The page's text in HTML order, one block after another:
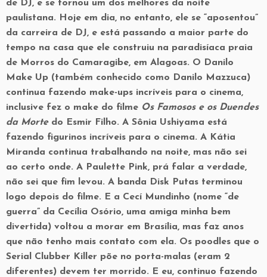
de DJ, e se tornou um dos melhores da noite
paulistana. Hoje em dia, no entanto, ele se “aposentou”
da carreira de DJ, e está passando a maior parte do
tempo na casa que ele construiu na paradisíaca praia
de Morros do Camaragibe, em Alagoas. O Danilo
Make Up (também conhecido como Danilo Mazzuca)
continua fazendo make-ups incríveis para o cinema,
inclusive fez o make do filme Os Famosos e os Duendes
da Mortedo Esmir Filho. A Sônia Ushiyama está
fazendo figurinos incríveis para o cinema. A Kátia
Miranda continua trabalhando na noite, mas não sei
ao certo onde. A Paulette Pink, prá falar a verdade,
não sei que fim levou. A banda Disk Putas terminou
logo depois do filme. E a Cecí Mundinho (nome “de
guerra” da Cecília Osório, uma amiga minha bem
divertida) voltou a morar em Brasília, mas faz anos
que não tenho mais contato com ela. Os poodles que o
Serial Clubber Killer põe no porta-malas (eram 2
diferentes) devem ter morrido. E eu, continuo fazendo